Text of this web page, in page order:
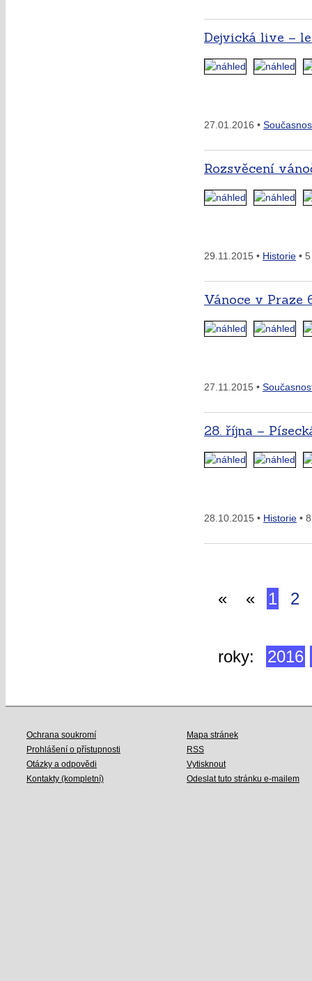
Dejvická live –
27.01.2016 •
Rozsvěcení
29.11.2015 • Historie •
Vánoce v Praze
27.11.2015 •
28. října –
28.10.2015 • Historie •
« « 1 2
roky: 2016
Ochrana soukromí
Prohlášení o přístupnosti
Otázky a odpovědi
Kontakty (kompletní)
Mapa stránek
RSS
Vytisknout
Odeslat tuto stránku e-mailem